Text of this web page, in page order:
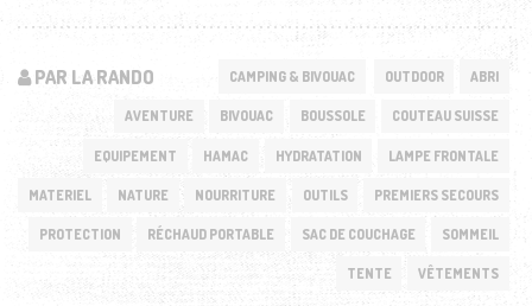
PAR LA RANDO CAMPING & BIVOUAC OUTDOOR ABRI
AVENTURE BIVOUAC BOUSSOLE COUTEAU SUISSE
EQUIPEMENT HAMAC HYDRATATION LAMPE FRONTALE
MATERIEL NATURE NOURRITURE OUTILS PREMIERS SECOURS
PROTECTION RÉCHAUD PORTABLE SAC DE COUCHAGE SOMMEIL
TENTE VÊTEMENTS